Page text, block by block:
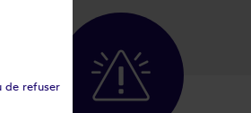
de refuser